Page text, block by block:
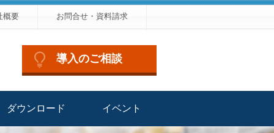
概要 お問合せ・資料請求
導入のご相談
ダウンロード イベント